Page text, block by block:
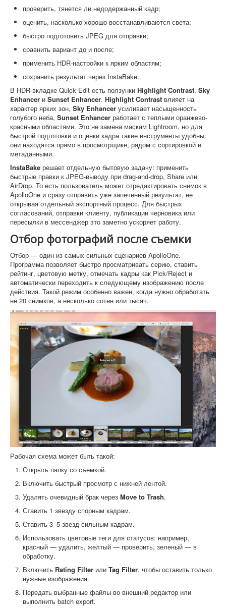
проверить, тянется ли недодержанный кадр;
оценить, насколько хорошо восстанавливаются света;
быстро подготовить JPEG для отправки;
сравнить вариант до и после;
применить HDR-настройки к ярким областям;
сохранить результат через InstaBake.
В HDR-вкладке Quick Edit есть ползунки Highlight Contrast, Sky
Enhancer и Sunset Enhancer. Highlight Contrast влияет на
характер ярких зон, Sky Enhancer усиливает насыщенность
голубого неба, Sunset Enhancer работает с теплыми оранжево-
красными областями. Это не замена маскам Lightroom, но для
быстрой подготовки и оценки кадра такие инструменты удобны:
они находятся прямо в просмотрщике, рядом с сортировкой и
метаданными.
InstaBake решает отдельную бытовую задачу: применить
быстрые правки к JPEG-выводу при drag-and-drop, Share или
AirDrop. То есть пользователь может отредактировать снимок в
ApolloOne и сразу отправить уже запеченный результат, не
открывая отдельный экспортный процесс. Для быстрых
согласований, отправки клиенту, публикации черновика или
пересылки в мессенджер это заметно ускоряет работу.
Отбор фотографий после съемки
Отбор — один из самых сильных сценариев ApolloOne.
Программа позволяет быстро просматривать серию, ставить
рейтинг, цветовую метку, отмечать кадры как Pick/Reject и
автоматически переходить к следующему изображению после
действия. Такой режим особенно важен, когда нужно обработать
не 20 снимков, а несколько сотен или тысяч.
Рабочая схема может быть такой:
Открыть папку со съемкой.
Включить быстрый просмотр с нижней лентой.
Удалять очевидный брак через Move to Trash.
Ставить 1 звезду спорным кадрам.
Ставить 3–5 звезд сильным кадрам.
Использовать цветовые теги для статусов: например,
красный — удалить, желтый — проверить, зеленый — в
обработку.
Включить Rating Filter или Tag Filter, чтобы оставить только
нужные изображения.
Передать выбранные файлы во внешний редактор или
выполнить batch export.